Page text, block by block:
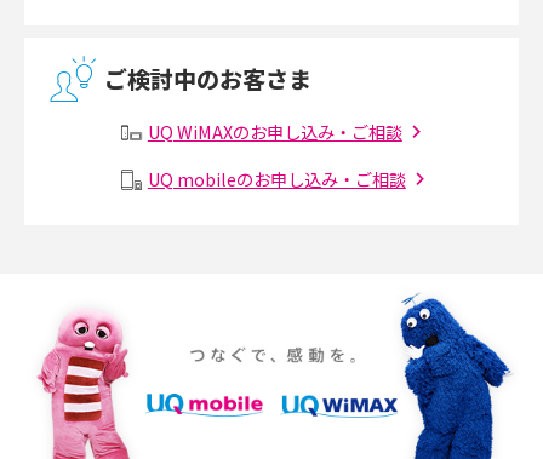
無線LANとは？メリット・デメリットや接続方法を解説
メッシュWi-Fiとは？仕組みやメリット・デメリット、中継機との違いを解
ポケット型Wi-Fiをレンタルするメリットとは？選び方や向いている方の特
徴も紹介
持ち運びできるポケット型Wi-Fiのおススメの選び方は？メリット・デメリ
ットも紹介
ご検討中のお客さま
UQ WiMAXのお申し込み・ご相談
UQ mobileのお申し込み・ご相談